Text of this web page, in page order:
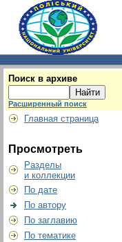
Поиск в архиве
Расширенный поиск
Главная страница
Просмотреть
Разделы
и коллекции
По дате
По автору
По заглавию
По тематике